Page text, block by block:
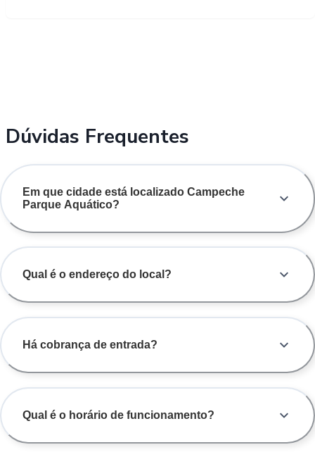
Dúvidas Frequentes
Em que cidade está localizado Campeche
Parque Aquático?
Qual é o endereço do local?
Há cobrança de entrada?
Qual é o horário de funcionamento?